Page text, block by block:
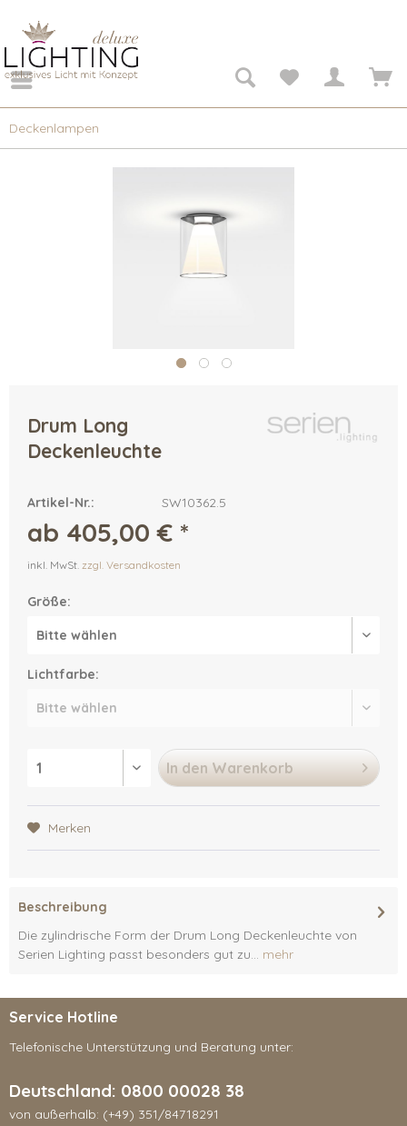
Deckenlampen
Drum Long
Deckenleuchte
Artikel-Nr.: SW10362.5
ab 405,00 € *
inkl. MwSt. zzgl. Versandkosten
Größe:
Lichtfarbe:
In den Warenkorb
Merken
Beschreibung
Die zylindrische Form der Drum Long Deckenleuchte von
Serien Lighting passt besonders gut zu... mehr
Service Hotline
Telefonische Unterstützung und Beratung unter:
Deutschland: 0800 00028 38
von außerhalb: (+49) 351/84718291